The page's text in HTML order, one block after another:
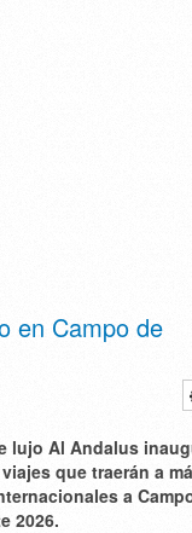
en Campo de
lujo Al Andalus
que traerán a
a
2026.